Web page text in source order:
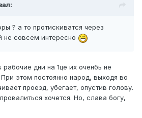
? а то протискиватся через
совсем интересно
дни на 1це их оченбь не
этом постоянно народ, выходя во
проезд, убегает, опустив голову.
хочется. Но, слава богу,